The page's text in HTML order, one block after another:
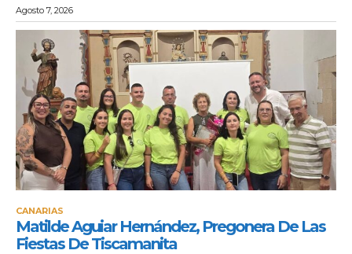
Agosto 7, 2026
CANARIAS
Matilde Aguiar Hernández, Pregonera De Las
Fiestas De Tiscamanita